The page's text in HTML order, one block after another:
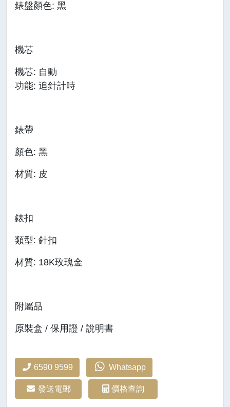
錶盤顏色: 黑
機芯
機芯: 自動
功能: 追針計時
錶帶
顏色: 黑
材質: 皮
錶扣
類型: 針扣
材質: 18K玫瑰金
附屬品
原裝盒 / 保用證 / 說明書
6590 9599 Whatsapp
發送電郵 價格查詢